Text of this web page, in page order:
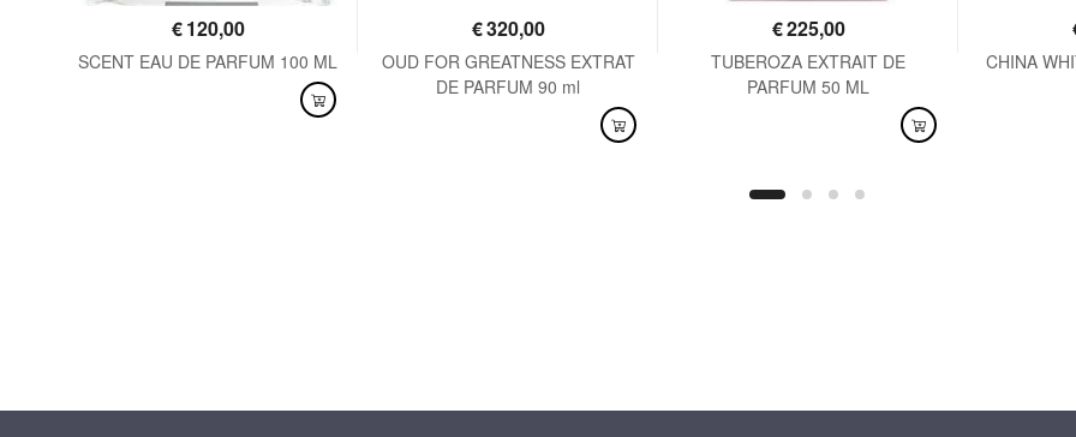
€120,00
SCENT EAU DE PARFUM 100 ML
€320,00
OUD FOR GREATNESS EXTRAT
DE PARFUM 90 ml
€225,00
TUBEROZA EXTRAIT DE
PARFUM 50 ML
CHINA